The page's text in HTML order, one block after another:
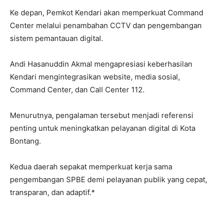
Ke depan, Pemkot Kendari akan memperkuat Command
Center melalui penambahan CCTV dan pengembangan
sistem pemantauan digital.
Andi Hasanuddin Akmal mengapresiasi keberhasilan
Kendari mengintegrasikan website, media sosial,
Command Center, dan Call Center 112.
Menurutnya, pengalaman tersebut menjadi referensi
penting untuk meningkatkan pelayanan digital di Kota
Bontang.
Kedua daerah sepakat memperkuat kerja sama
pengembangan SPBE demi pelayanan publik yang cepat,
transparan, dan adaptif.*